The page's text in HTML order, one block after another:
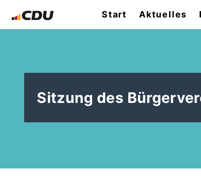
Start Aktuelles
Sitzung des